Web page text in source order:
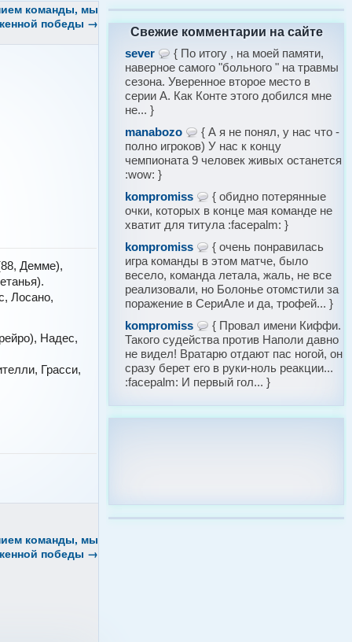
команды, мы
победы →
Демме),
Лосано,
Надес,
Грасси,
команды, мы
победы →
Свежие комментарии на сайте
sever
{ По итогу , на моей памяти,
наверное самого "больного " на травмы
сезона. Уверенное второе место в
серии А. Как Конте этого добился мне
не... }
manabozo
{ А я не понял, у нас что -
полно игроков) У нас к концу
чемпионата 9 человек живых останется
:wow: }
kompromiss
{ обидно потерянные
очки, которых в конце мая команде не
хватит для титула :facepalm: }
kompromiss
{ очень понравилась
игра команды в этом матче, было
весело, команда летала, жаль, не все
реализовали, но Болонье отомстили за
поражение в СериАле и да, трофей... }
kompromiss
{ Провал имени Киффи.
Такого судейства против Наполи давно
не видел! Вратарю отдают пас ногой, он
сразу берет его в руки-ноль реакции...
:facepalm: И первый гол... }